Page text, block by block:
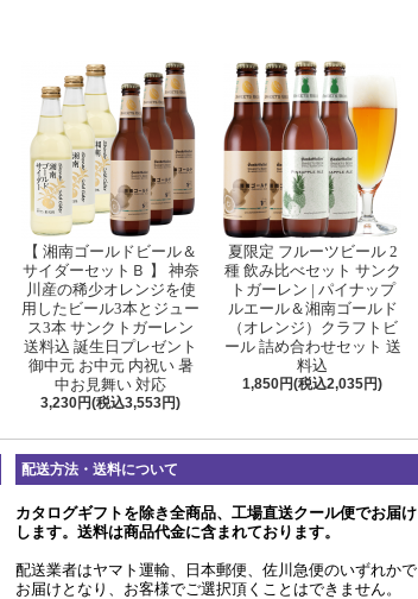
【 湘南ゴールドビール＆
サイダーセットＢ 】 神奈
川産の稀少オレンジを使
用したビール3本とジュー
ス3本 サンクトガーレン
送料込 誕生日プレゼント
御中元 お中元 内祝い 暑
中お見舞い 対応
3,230円(税込3,553円)
夏限定 フルーツビール 2
種 飲み比べセット サンク
トガーレン | パイナップ
ルエール＆湘南ゴールド
（オレンジ）クラフトビ
ール 詰め合わせセット 送
料込
1,850円(税込2,035円)
配送方法・送料について
カタログギフトを除き全商品、工場直送クール便でお届け
します。送料は商品代金に含まれております。
配送業者はヤマト運輸、日本郵便、佐川急便のいずれかで
お届けとなり、お客様でご選択頂くことはできません。